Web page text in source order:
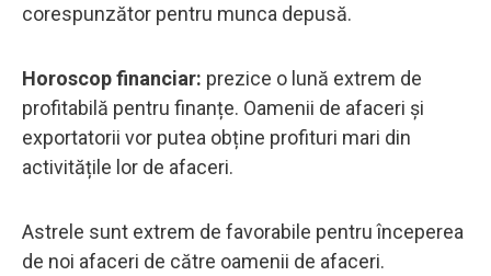
corespunzător pentru munca depusă.
Horoscop financiar: prezice o lună extrem de
profitabilă pentru finanțe. Oamenii de afaceri și
exportatorii vor putea obține profituri mari din
activitățile lor de afaceri.
Astrele sunt extrem de favorabile pentru începerea
de noi afaceri de către oamenii de afaceri.